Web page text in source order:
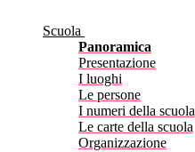
Scuola
Panoramica
Presentazione
I luoghi
Le persone
I numeri della scuola
Le carte della scuola
Organizzazione